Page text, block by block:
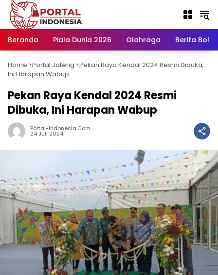
Langsung
konten
Beranda
Piala Dunia 2026 Olahraga Berita Bola
Home -
Portal Jateng -
Pekan Raya Kendal 2024 Resmi Dibuka,
Ini Harapan Wabup
Pekan Raya Kendal 2024 Resmi
Dibuka, Ini Harapan Wabup
Portal-Indonesia.com
24 Juli 2024